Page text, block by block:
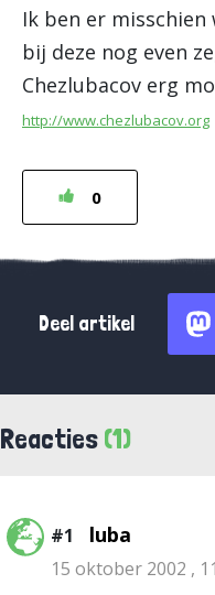
Ik ben er
bij deze nog even
Chezlubacov erg
http://www.chezlubacov.org
0
Deel artikel
Reacties (1)
#1 luba
15 oktober 2002 ,